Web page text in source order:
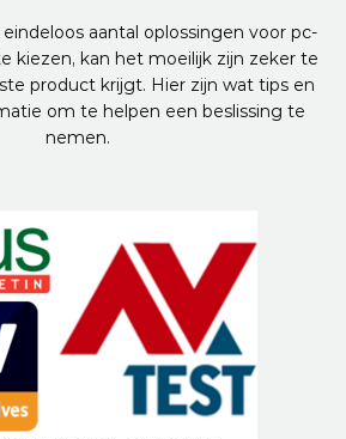
aantal oplossingen voor pc-
kiezen, kan het moeilijk zijn zeker te
product krijgt. Hier zijn wat tips en
om te helpen een beslissing te
nemen.